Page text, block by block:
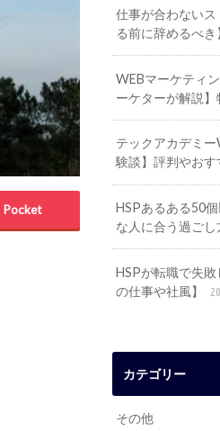
Pocket
仕事が合わない
る前に辞めるべき
WEBマーケティ
ーケターが解説】
テックアカデミ
験談】評判やおす
HSPあるある50
な人に合う過ごし
HSPが転職で失
の仕事や社風】
カテゴリー
その他